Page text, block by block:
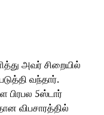
அவர் சிறையில்
வந்தார்.
பிரபல 5ஸ்டார்
விபசாரத்தில்